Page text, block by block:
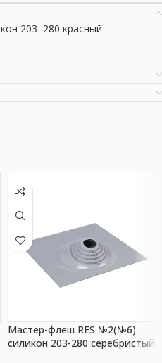
203–280 красный
Мастер-флеш RES №2(№6)
силикон 203-280 серебристый